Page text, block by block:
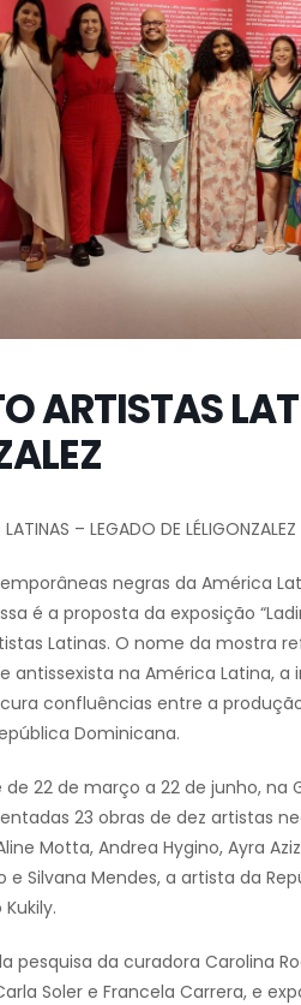
ARTISTAS
– LEGADO DE LÉLIGONZALEZ
negras da América
é a proposta da exposição
Latinas. O nome da mostra
antissexista na América Latina, a
confluências entre a
Dominicana.
22 de março a 22 de junho, na
23 obras de dez artistas
Motta, Andrea Hygino, Ayra
e Silvana Mendes, a artista da
pesquisa da curadora Carolina
Soler e Francela Carrera, e